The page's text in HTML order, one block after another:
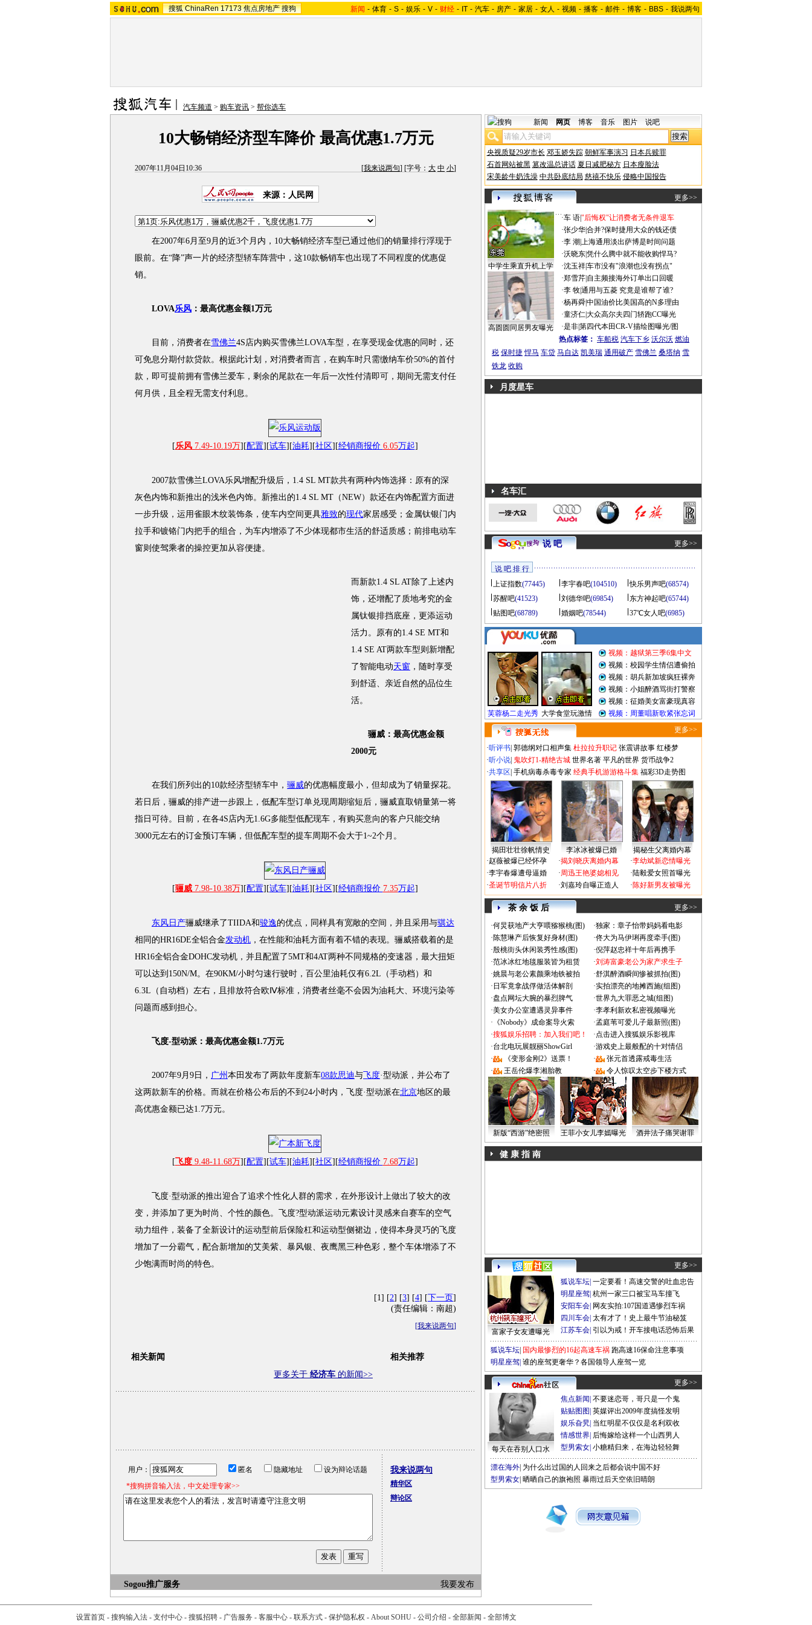
搜狐 ChinaRen 17173 焦点房地产 搜狗 新闻 - 体育 - S - 娱乐 - V - 财经 - IT - 汽车 - 房产 - 家居 - 女人 - 视频 - 播客 - 邮件 - 博客 - BBS - 我说两句
汽车频道 > 购车资讯 > 帮你选车
10大畅销经济型车降价 最高优惠1.7万元
2007年11月04日10:36 [我来说两句] [字号： 大 中 小]
来源：人民网
在2007年6月至9月的近3个月内，10大畅销经济车型已通过他们的销量排行浮现于
眼前。在“降”声一片的经济型轿车阵营中，这10款畅销车也出现了不同程度的优惠促
销。
LOVA乐风 ：最高优惠金额1万元
目前，消费者在雪佛兰4S店内购买雪佛兰LOVA车型，在享受现金优惠的同时，还
可免息分期付款贷款。根据此计划，对消费者而言，在购车时只需缴纳车价50%的首付
款，即可提前拥有雪佛兰爱车，剩余的尾款在一年后一次性付清即可，期间无需支付任
何月供，且全程无需支付利息。
[乐风7.49-10.19万][配置][试车][油耗][社区][经销商报价 6.05万起]
2007款雪佛兰LOVA乐风增配升级后，1.4 SL MT款共有两种内饰选择：原有的深
灰色内饰和新推出的浅米色内饰。新推出的1.4 SL MT（NEW）款还在内饰配置方面进
一步升级，运用雀眼木纹装饰条，使车内空间更具雅致的现代家居感受；金属钛银门内
拉手和镀铬门内把手的组合，为车内增添了不少体现都市生活的舒适质感；前排电动车
窗则使驾乘者的操控更加从容便捷。
而新款1.4 SL AT除了上述内
饰，还增配了质地考究的金
属钛银排挡底座，更添运动
活力。原有的1.4 SE MT和
1.4 SE AT两款车型则新增配
了智能电动天窗 ，随时享受
到舒适、亲近自然的品位生
活。
骊威：最高优惠金额
2000元
在我们所列出的10款经济型轿车中， 骊威的优惠幅度最小，但却成为了销量探花。
若日后，骊威的排产进一步跟上，低配车型订单兑现周期缩短后，骊威直取销量第一将
指日可待。目前，在各4S店内无1.6G多能型低配现车，有购买意向的客户只能交纳
3000元左右的订金预订车辆，但低配车型的提车周期不会大于1~2个月。
[骊威7.98-10.38万][配置][试车][油耗][社区][经销商报价 7.35万起]
东风日产骊威继承了TIIDA和骏逸的优点，同样具有宽敞的空间，并且采用与骐达
相同的HR16DE全铝合金发动机 ，在性能和油耗方面有着不错的表现。骊威搭载着的是
HR16全铝合金DOHC发动机，并且配置了5MT和4AT两种不同规格的变速器，最大扭矩
可以达到150N/M。在90KM/小时匀速行驶时，百公里油耗仅有6.2L（手动档）和
6.3L（自动档）左右，且排放符合欧Ⅳ标准，消费者丝毫不会因为油耗大、环境污染等
问题而感到担心。
飞度-型动派：最高优惠金额1.7万元
2007年9月9日， 广州 本田发布了两款年度新车08款思迪与 飞度·型动派，并公布了
这两款新车的价格。而就在价格公布后的不到24小时内，飞度·型动派在北京地区的最
高优惠金额已达1.7万元。
[ 飞度9.48-11.68万][配置][试车][油耗][社区][经销商报价 7.68万起]
飞度·型动派的推出迎合了追求个性化人群的需求，在外形设计上做出了较大的改
变，并添加了更为时尚、个性的颜色。飞度?型动派运动元素设计灵感来自赛车的空气
动力组件，装备了全新设计的运动型前后保险杠和运动型侧裙边，使得本身灵巧的飞度
增加了一分霸气，配合新增加的艾美紫、暴风银、夜鹰黑三种色彩，整个车体增添了不
少饱满而时尚的特色。
[1] [2] [3] [4] [下一页]
(责任编辑：南超)
[我来说两句]
相关新闻
更多关于 经济车 的新闻>>
相关推荐
用户： 匿名 隐藏地址
设为辩论话题
*搜狗拼音输入法，中文处理专家>>
我来说两句
精华区
辩论区
我要发布
Sogou推广服务
新闻 网页 博客 音乐 图片 说吧
央视质疑29岁市长 邓玉娇失踪 朝鲜军事演习 日本兵赎罪
石首网站被黑 篡改温总讲话 夏日减肥秘方 日本瘦脸法
宋美龄牛奶洗澡 中共卧底结局 慈禧不快乐 侵略中国报告
更多>>
中学生乘直升机上学
高圆圆同居男友曝光
·车 语|"后悔权"让消费者无条件退车
·张少华|合并?保时捷用大众的钱还债
·李 潮 上海通用淡出萨博是时间问题
·沃晓东|凭什么腾中就不能收购悍马?
·沈玉祥|车市没有"浪潮也没有拐点"
·郑雪芹| 自主频接海外订单出口回暖
·李 牧|通用与五菱 究竟是谁帮了谁?
·杨再舜|中国油价比美国高的N多理由
·童济仁|大众高尔夫四门轿跑CC曝光
·是非|第四代本田CR-V描绘图曝光/图
热点标签： 车船税 汽车下乡 沃尔沃 燃油
税 保时捷 悍马 车贷 马自达 凯美瑞 通用破产 雪佛兰 桑塔纳 雪
铁龙 收购
月度星车
名车汇
说 吧 更多>>
说 吧 排 行
上证指数(77445) 李宇春吧(104510) 快乐男声吧(68574)
苏醒吧(41523) 刘德华吧(69854) 东方神起吧(65744)
贴图吧(68789) 婚姻吧(78544) 37℃女人吧(6985)
芙蓉杨二走光秀 大学食堂玩激情
视频：越狱第三季6集中文
视频：校园学生情侣遭偷拍
视频：胡兵新加坡疯狂裸奔
视频：小姐醉酒骂街打警察
视频：征婚美女富豪现真容
视频：周董唱新歌紧张忘词
更多>>
·听评书 郭德纲对口相声集 杜拉拉升职记 张震讲故事 红楼梦
·听小说 鬼吹灯1-精绝古城 世界名著 平凡的世界 货币战争2
·共享区 手机病毒杀毒专家 经典手机游游格斗集 福彩3D走势图
揭田壮壮徐帆情史 李冰冰被爆已婚
揭秘生父离婚内幕
·赵薇被爆已经怀孕
·李宇春爆遭母逼婚
·圣诞节明信片八折
·揭刘晓庆离婚内幕
·周迅王艳婆媳相见
·刘嘉玲自曝正造人
·李幼斌新恋情曝光
·陆毅爱女照首曝光
·陈好新男友被曝光
茶 余 饭 后 更多>>
·何炅获地产大亨喂猕猴桃(图) ·独家：章子怡带妈妈看电影
·陈慧琳产后恢复好身材(图) ·佟大为马伊琍再度牵手(图)
·殷桃街头休闲装秀性感(图) ·倪萍赵忠祥十年后再携手
·范冰冰红地毯服装皆为租赁 ·刘涛富豪老公为家产求生子
·姚晨与老公素颜乘地铁被拍 ·舒淇醉酒瞬间惨被抓拍(图)
· 日军竟拿战俘做活体解剖 ·实拍漂亮的地摊西施(组图)
·盘点网坛大腕的暴烈脾气 ·世界九大罪恶之城(组图)
·美女办公室遭遇灵异事件 ·李孝利新欢私密视频曝光
· 《Nobody》成命案导火索 ·孟庭苇可爱儿子最新照(图)
·搜狐娱乐招聘：加入我们吧！ ·点击进入搜狐娱乐影视库
·台北电玩展靓丽ShowGirl ·游戏史上最般配的十对情侣
·
《变形金刚2》送票！ ·
张元首透露戒毒生活
·
王岳伦爆李湘胎教 · 令人惊叹太空步下楼方式
新版“西游”绝密照 王菲小女儿李嫣曝光 酒井法子痛哭谢罪
健 康 指 南
更多>>
富家子女友遭曝光
狐说车坛 一定要看！高速交警的吐血忠告
明星座驾 杭州一家三口被宝马车撞飞
安阳车会 网友实拍:107国道遇惨烈车祸
四川车会 太有才了！史上最牛节油秘笈
江苏车会 引以为戒！开车接电话恐怖后果
狐说车坛 国内最惨烈的16起高速车祸 跑高速16保命注意事项
明星座驾 谁的座驾更奢华？各国领导人座驾一览
更多>>
每天在吞别人口水
焦点新闻 不要迷恋哥，哥只是一个鬼
贴贴图图 英媒评出2009年度搞怪发明
娱乐旮旯 当红明星不仅仅是名利双收
情感世界 后悔嫁给这样一个山西男人
型男索女 小糖精归来，在海边轻轻舞
漂在海外 为什么出过国的人回来之后都会说中国不好
型男索女 晒晒自己的旗袍照 暴雨过后天空依旧晴朗
设置首页- 搜狗输入法- 支付中心- 搜狐招聘- 广告服务 - 客服中心- 联系方式- 保护隐私权 - About SOHU- 公司介绍 - 全部新闻 - 全部博文